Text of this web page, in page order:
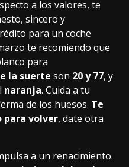
a los valores, te
sincero y
para un coche
te recomiendo que
para
la suerte son 20 y 77, y
naranja. Cuida a tu
de los huesos. Te
para volver, date otra
a un renacimiento.